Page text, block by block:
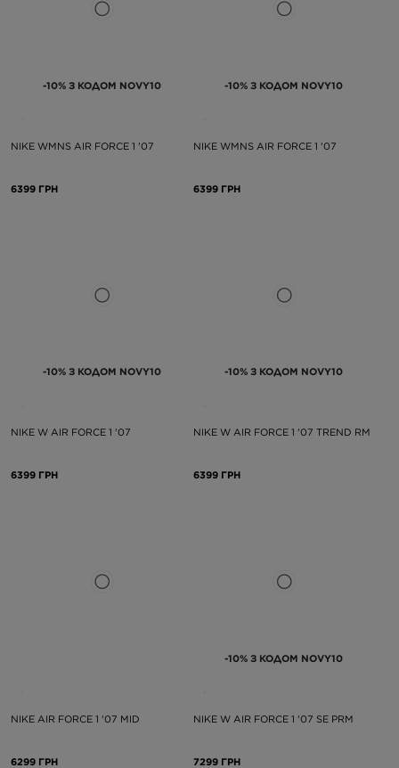
-10% З КОДОМ NOVY10
NIKE WMNS AIR FORCE 1 '07
6399 ГРН
-10% З КОДОМ NOVY10
NIKE WMNS AIR FORCE 1 '07
6399 ГРН
-10% З КОДОМ NOVY10
NIKE W AIR FORCE 1 '07
6399 ГРН
-10% З КОДОМ NOVY10
NIKE W AIR FORCE 1 '07 TREND RM
6399 ГРН
NIKE AIR FORCE 1 '07 MID
6299 ГРН
-10% З КОДОМ NOVY10
NIKE W AIR FORCE 1 '07 SE PRM
7299 ГРН